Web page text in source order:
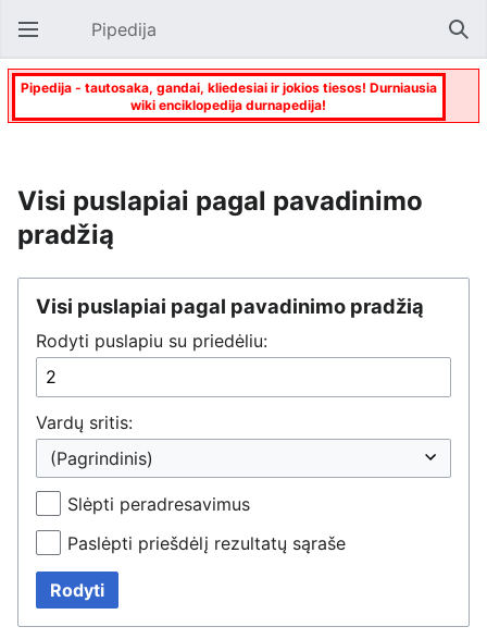
Atverti pagrindinį meniu Pipedija
Pipedija - tautosaka, gandai, kliedesiai ir jokios tiesos! Durniausia
wiki enciklopedija durnapedija!
Visi puslapiai pagal pavadinimo
pradžią
Visi puslapiai pagal pavadinimo pradžią
Rodyti puslapiu su priedėliu:
Vardų sritis:
Slėpti peradresavimus
Paslėpti priešdėlį rezultatų sąraše
Rodyti